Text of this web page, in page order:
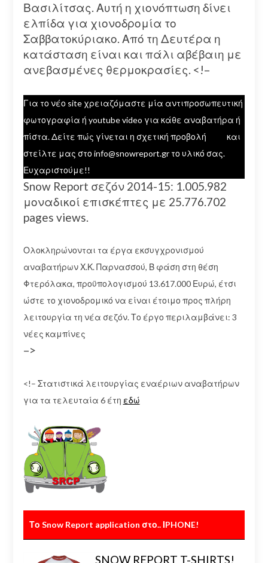
Βασιλίτσας. Αυτή η χιονόπτωση δίνει
ελπίδα για χιονοδρομία το
Σαββατοκύριακο. Από τη Δευτέρα η
κατάσταση είναι και πάλι αβέβαιη με
ανεβασμένες θερμοκρασίες. <!–
Για το νέο site χρειαζόμαστε μία αντιπροσωπευτική
φωτογραφία ή youtube video για κάθε αναβατήρα ή
πίστα. Δείτε πώς γίνεται η σχετική προβολή
και
στείλτε μας στο info@snowreport.gr το υλικό σας.
Ευχαριστούμε!!
Snow Report σεζόν 2014-15: 1.005.982
μοναδικοί επισκέπτες με 25.776.702
pages views.
Ολοκληρώνονται τα έργα εκσυγχρονισμού
αναβατήρων Χ.Κ. Παρνασσού, Β φάση στη θέση
Φτερόλακα, προϋπολογισμού 13.617.000 Ευρώ, έτσι
ώστε το χιονοδρομικό να είναι έτοιμο προς πλήρη
λειτουργία τη νέα σεζόν. Το έργο περιλαμβάνει: 3
νέες καμπίνες
–>
<!– Στατιστικά λειτουργίας εναέριων αναβατήρων
για τα τελευταία 6 έτη εδώ
Το Snow Report application στο.. ΙPHONE!
SNOW REPORT T-SHIRTS!